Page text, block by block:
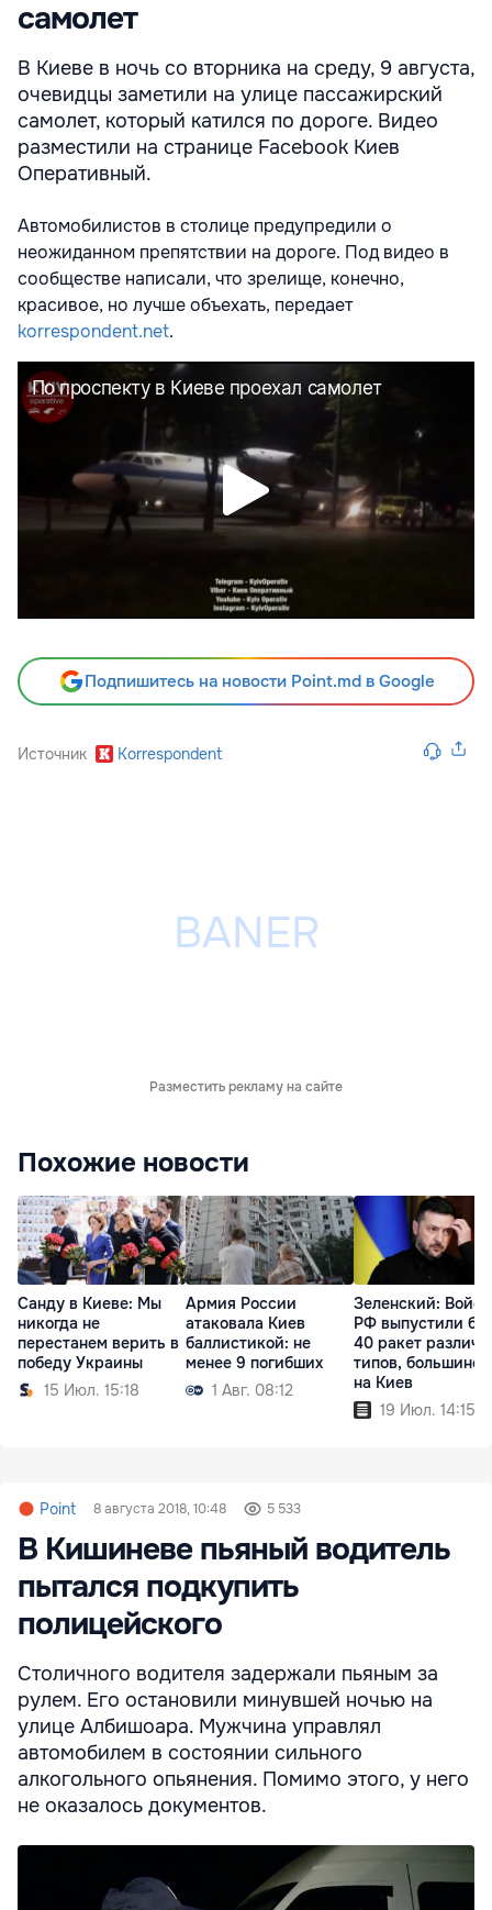
самолет
В Киеве в ночь со вторника на среду, 9 августа,
очевидцы заметили на улице пассажирский
самолет, который катился по дороге. Видео
разместили на странице Facebook Киев
Оперативный.
Автомобилистов в столице предупредили о
неожиданном препятствии на дороге. Под видео в
сообществе написали, что зрелище, конечно,
красивое, но лучше объехать, передает
korrespondent.net.
Подпишитесь на новости Point.md в Google
Источник Korrespondent
Разместить рекламу на сайте
Похожие новости
Санду в Киеве: Мы
никогда не
перестанем верить в
победу Украины
15 Июл. 15:18
Армия России
атаковала Киев
баллистикой: не
менее 9 погибших
1 Авг. 08:12
Зеленский:
РФ выпустили
40 ракет
типов,
на Киев
19 Июл. 14:15
Point 8 августа 2018, 10:48 5 533
В Кишиневе пьяный водитель
пытался подкупить
полицейского
Столичного водителя задержали пьяным за
рулем. Его остановили минувшей ночью на
улице Албишоара. Мужчина управлял
автомобилем в состоянии сильного
алкогольного опьянения. Помимо этого, у него
не оказалось документов.